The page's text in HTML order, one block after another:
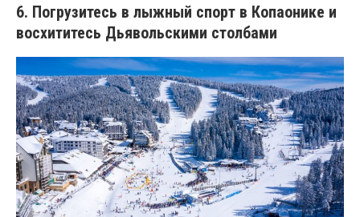
6. Погрузитесь в лыжный спорт в Копаонике и
восхититесь Дьявольскими столбами